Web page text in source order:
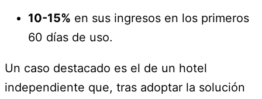
10-15% en sus ingresos en los primeros
60 días de uso.
Un caso destacado es el de un hotel
independiente que, tras adoptar la solución